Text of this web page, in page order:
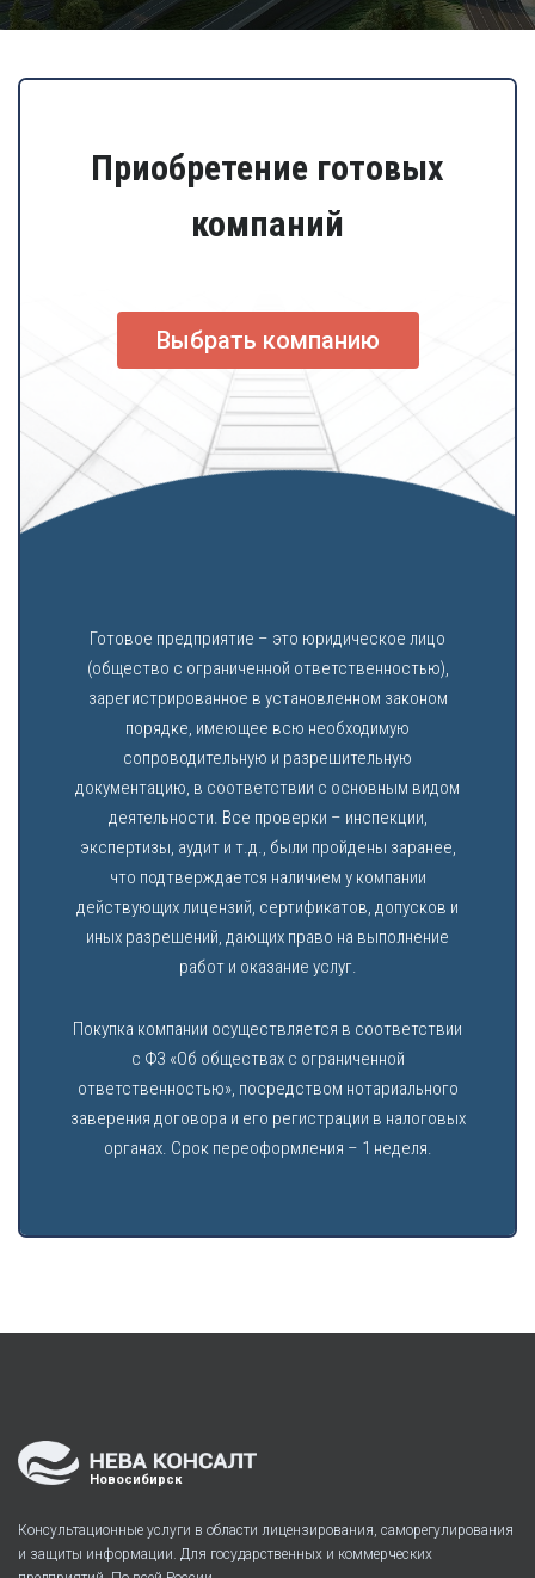
Приобретение готовых
компаний
Выбрать компанию
Готовое предприятие – это юридическое лицо
(общество с ограниченной ответственностью),
зарегистрированное в установленном законом
порядке, имеющее всю необходимую
сопроводительную и разрешительную
документацию, в соответствии с основным видом
деятельности. Все проверки – инспекции,
экспертизы, аудит и т.д., были пройдены заранее,
что подтверждается наличием у компании
действующих лицензий, сертификатов, допусков и
иных разрешений, дающих право на выполнение
работ и оказание услуг.
Покупка компании осуществляется в соответствии
с ФЗ «Об обществах с ограниченной
ответственностью», посредством нотариального
заверения договора и его регистрации в налоговых
органах. Срок переоформления – 1 неделя.
Новосибирск
Консультационные услуги в области лицензирования, саморегулирования
и защиты информации. Для государственных и коммерческих